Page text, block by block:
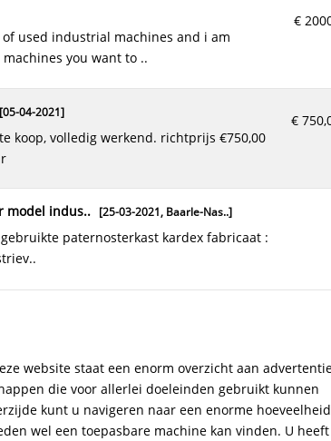
€
you want to ..
€
04-2021]
model indus.. [25-03-2021, Baarle-Nas..]
website staat een enorm overzicht aan
die voor allerlei doeleinden gebruikt kunnen
kunt u navigeren naar een enorme hoeveelheid
wel een toepasbare machine kan vinden. U